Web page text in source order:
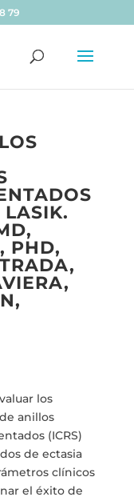
79
LASIK.
PHD,
los
anillos
(ICRS)
de ectasia
clínicos
el éxito de